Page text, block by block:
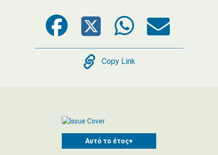
Facebook
Twitter
Copy
Copy Link
Αυτό το έτος+